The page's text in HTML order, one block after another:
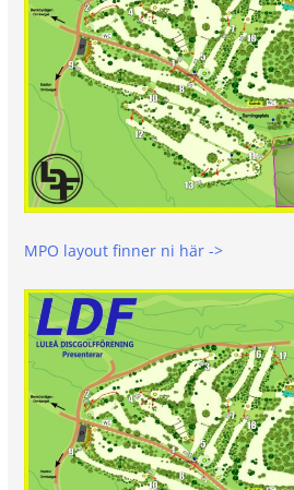
MPO layout finner ni här ->